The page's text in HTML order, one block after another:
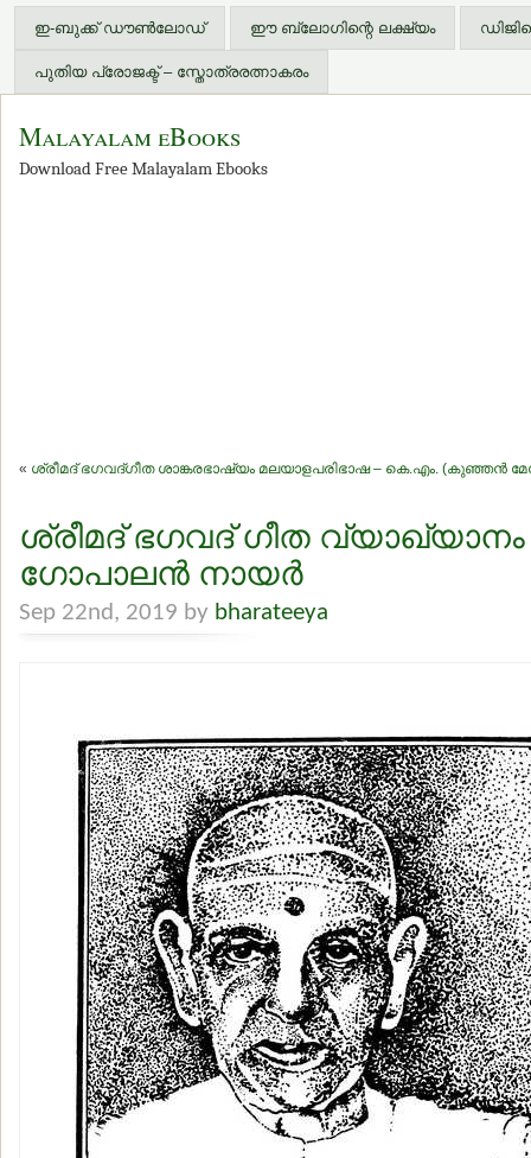
ഇ-ബുക്ക് ഡൗണ്‍ലോഡ് ഈ ബ്ലോഗിന്റെ ലക്ഷ്യം
പുതിയ പ്രോജക്ട് – സ്തോത്രരത്നാകരം
Malayalam eBooks
Download Free Malayalam Ebooks
« ശ്രീമദ് ഭഗവദ്ഗീത ശാങ്കരഭാഷ്യം മലയാളപരിഭാഷ – കെ.എം. (കുഞ്ഞന്‍
ശ്രീമദ് ഭഗവദ് ഗീത വ്യാഖ്യാനം
ഗോപാലന്‍ നായര്‍
Sep 22nd, 2019 by bharateeya